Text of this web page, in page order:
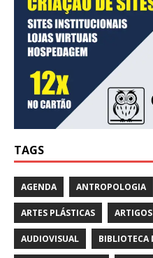
TAGS
AGENDA ANTROPOLOGIA
ARTES PLÁSTICAS ARTIGOS
AUDIOVISUAL BIBLIOTECA